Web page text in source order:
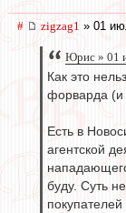
# zigzag1 » 01
Юрис » 01
Как это
форварда (и
Есть в
агентской
буду. Суть